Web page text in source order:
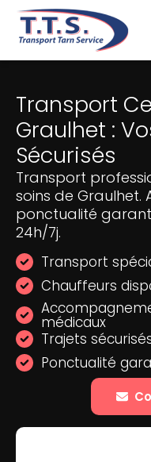
Aller
Transport
Graulhet :
Sécurisés
Transport
soins de Graulhet.
ponctualité
24h/7j.
Transport
Chauffeurs
médicaux
Trajets
Ponctualité